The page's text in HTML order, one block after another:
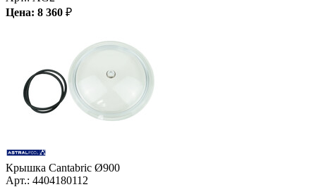
Цена: 8 360 ₽
Крышка Cantabric Ø900
Арт.: 4404180112